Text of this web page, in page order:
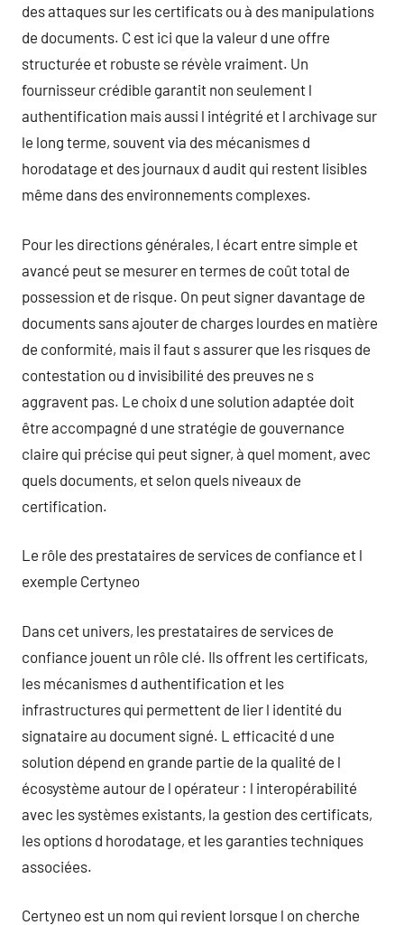
des attaques sur les certificats ou à des manipulations
de documents. C est ici que la valeur d une offre
structurée et robuste se révèle vraiment. Un
fournisseur crédible garantit non seulement l
authentification mais aussi l intégrité et l archivage sur
le long terme, souvent via des mécanismes d
horodatage et des journaux d audit qui restent lisibles
même dans des environnements complexes.
Pour les directions générales, l écart entre simple et
avancé peut se mesurer en termes de coût total de
possession et de risque. On peut signer davantage de
documents sans ajouter de charges lourdes en matière
de conformité, mais il faut s assurer que les risques de
contestation ou d invisibilité des preuves ne s
aggravent pas. Le choix d une solution adaptée doit
être accompagné d une stratégie de gouvernance
claire qui précise qui peut signer, à quel moment, avec
quels documents, et selon quels niveaux de
certification.
Le rôle des prestataires de services de confiance et l
exemple Certyneo
Dans cet univers, les prestataires de services de
confiance jouent un rôle clé. Ils offrent les certificats,
les mécanismes d authentification et les
infrastructures qui permettent de lier l identité du
signataire au document signé. L efficacité d une
solution dépend en grande partie de la qualité de l
écosystème autour de l opérateur : l interopérabilité
avec les systèmes existants, la gestion des certificats,
les options d horodatage, et les garanties techniques
associées.
Certyneo est un nom qui revient lorsque l on cherche